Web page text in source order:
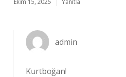
Ekim 15, 2025 Yanıtla
admin
Kurtboğan!